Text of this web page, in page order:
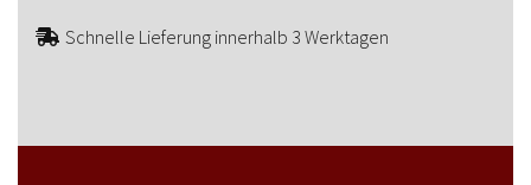
Schnelle Lieferung innerhalb 3 Werktagen